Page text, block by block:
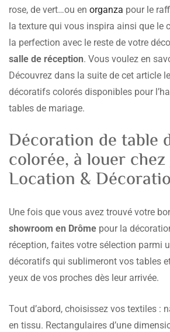
rose, de vert…ou en organza pour le
la texture qui vous inspira ainsi que le
la perfection avec le reste de votre
salle de réception. Vous voulez en
Découvrez dans la suite de cet article
décoratifs colorés disponibles pour
tables de mariage.
Décoration de table
colorée, à louer chez
Location &
Une fois que vous avez trouvé votre
showroom en Drôme pour la
réception, faites votre sélection parmi
décoratifs qui sublimeront vos tables
yeux de vos proches dès leur arrivée.
Tout d’abord, choisissez vos textiles :
en tissu. Rectangulaires d’une